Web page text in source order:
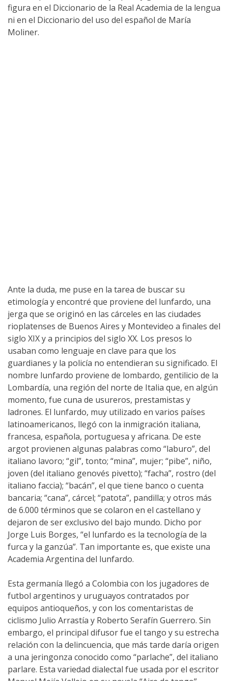
figura en el Diccionario de la Real Academia de la lengua
ni en el Diccionario del uso del español de María
Moliner.
Ante la duda, me puse en la tarea de buscar su
etimología y encontré que proviene del lunfardo, una
jerga que se originó en las cárceles en las ciudades
rioplatenses de Buenos Aires y Montevideo a finales del
siglo XIX y a principios del siglo XX. Los presos lo
usaban como lenguaje en clave para que los
guardianes y la policía no entendieran su significado. El
nombre lunfardo proviene de lombardo, gentilicio de la
Lombardía, una región del norte de Italia que, en algún
momento, fue cuna de usureros, prestamistas y
ladrones. El lunfardo, muy utilizado en varios países
latinoamericanos, llegó con la inmigración italiana,
francesa, española, portuguesa y africana. De este
argot provienen algunas palabras como “laburo”, del
italiano lavoro; “gil”, tonto; “mina”, mujer; “pibe”, niño,
joven (del italiano genovés pivetto); “facha”, rostro (del
italiano faccia); “bacán”, el que tiene banco o cuenta
bancaria; “cana”, cárcel; “patota”, pandilla; y otros más
de 6.000 términos que se colaron en el castellano y
dejaron de ser exclusivo del bajo mundo. Dicho por
Jorge Luis Borges, “el lunfardo es la tecnología de la
furca y la ganzúa”. Tan importante es, que existe una
Academia Argentina del lunfardo.
Esta germanía llegó a Colombia con los jugadores de
futbol argentinos y uruguayos contratados por
equipos antioqueños, y con los comentaristas de
ciclismo Julio Arrastía y Roberto Serafín Guerrero. Sin
embargo, el principal difusor fue el tango y su estrecha
relación con la delincuencia, que más tarde daría origen
a una jeringonza conocido como “parlache”, del italiano
parlare. Esta variedad dialectal fue usada por el escritor